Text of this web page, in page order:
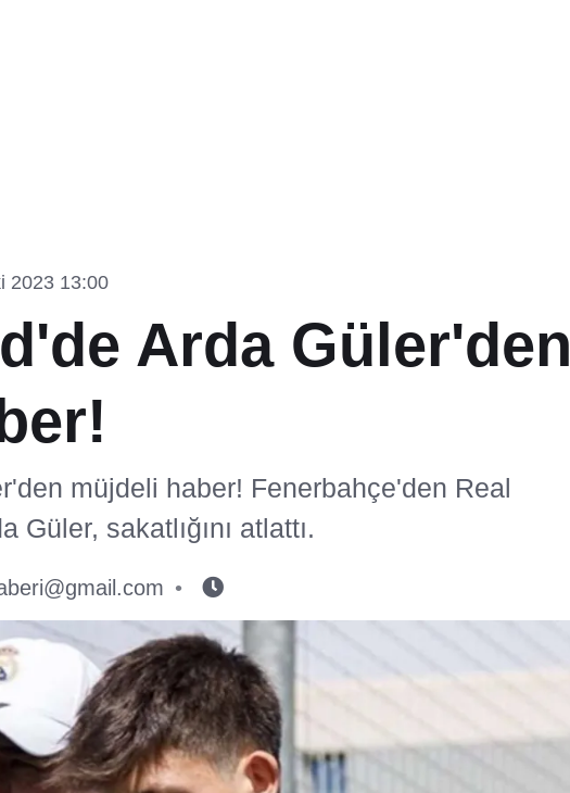
2023 13:00
Arda Güler'den
müjdeli haber! Fenerbahçe'den Real
sakatlığını atlattı.